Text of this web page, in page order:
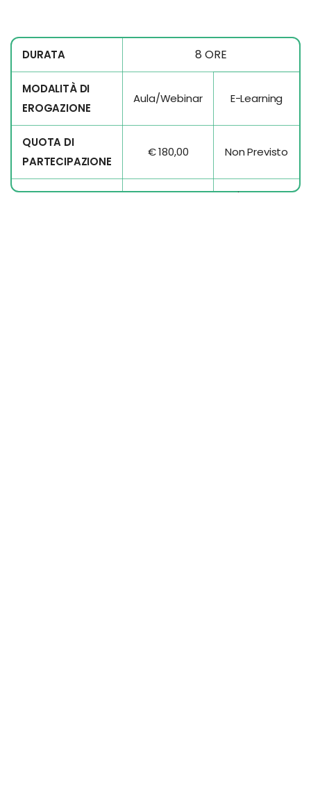
DURATA 8 ORE
MODALITÀ DI
EROGAZIONE
Aula/Webinar E-Learning
QUOTA DI
PARTECIPAZIONE
€ 180,00 Non Previsto
Via Trento